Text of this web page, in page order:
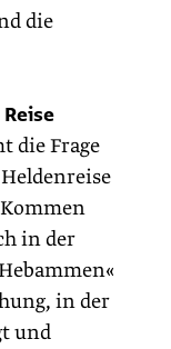
die
die Frage
in der
in der
und